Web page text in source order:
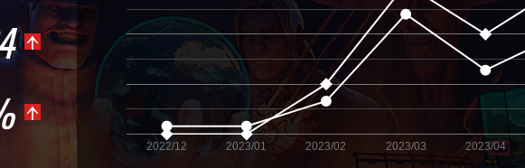
2022/12 2023/01 2023/02 2023/03 2023/04